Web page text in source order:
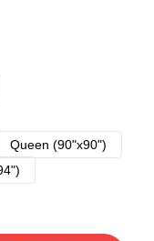
Queen (90"x90")